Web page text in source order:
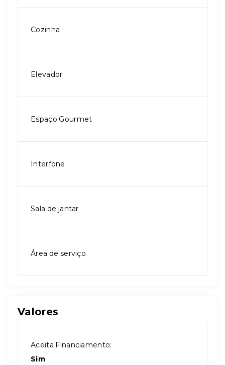
Cozinha
Elevador
Espaço Gourmet
Interfone
Sala de jantar
Área de serviço
Valores
Aceita Financiamento:
Sim